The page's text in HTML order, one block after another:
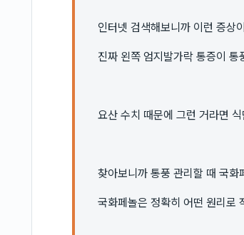
인터넷 검색해보니까 이런 증상
진짜 왼쪽 엄지발가락 통증이
요산 수치 때문에 그런 거라면
찾아보니까 통풍 관리할 때 국화
국화페놀은 정확히 어떤 원리로